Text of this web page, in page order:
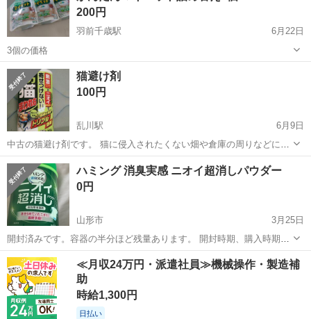
200円
羽前千歳駅
6月22日
3個の価格
山形 山形市 羽前千歳駅
猫避け剤
100円
乱川駅
6月9日
中古の猫避け剤です。 猫に侵入されたくない畑や倉庫の周りなどに。
半分以上残っています。
山形 天童市 乱川駅 芳香剤、消臭剤
ハミング 消臭実感 ニオイ超消しパウダー
0円
山形市
3月25日
開封済みです。容器の半分ほど残量あります。 開封時期、購入時期不
明のため気になる方はご遠慮ください。 山形駅付近まで、とりにきて
くださる方を優先させていただきます。 よろしくおねがいします。
山形 山形市 芳香剤、消臭剤 容器
≪月収24万円・派遣社員≫機械操作・製造補
助
時給1,300円
日払い